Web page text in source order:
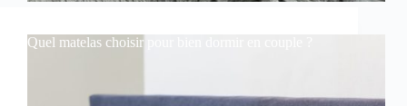
Quel matelas choisir pour bien dormir en couple ?